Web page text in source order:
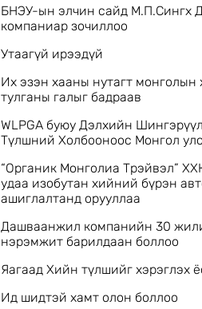
БНЭУ-ын элчин сайд М.П.Сингх
компаниар зочиллоо
Утаагүй ирээдүй
Их эзэн хааны нутагт монголын
тулганы галыг бадраав
WLPGA буюу Дэлхийн
Түлшний Холбооноос Монгол
“Органик Монголиа Трэйвэл”
удаа изобутан хийний бүрэн
ашиглалтанд орууллаа
Дашваанжил компанийн 30
нэрэмжит барилдаан боллоо
Яагаад Хийн түлшийг хэрэглэх
Ид шидтэй хамт олон боллоо